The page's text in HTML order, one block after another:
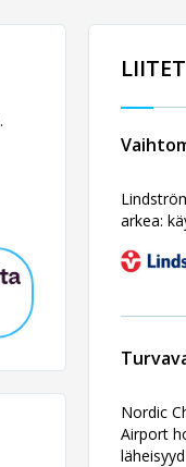
arkea:
Nordic
Airport
läheisyyd